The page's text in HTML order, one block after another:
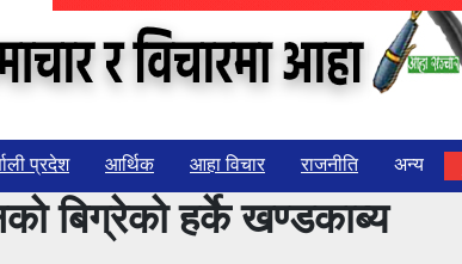
प्रदेश आर्थिक आहा विचार राजनीति अन्य
बिग्रेको हर्के खण्डकाब्य